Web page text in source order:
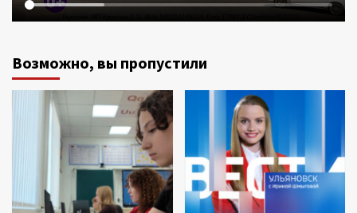
Возможно, вы пропустили